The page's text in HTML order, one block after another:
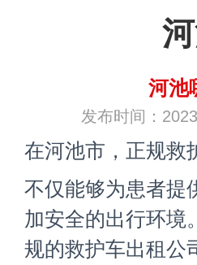
河池
发布时间：
在河池市，正规救
不仅能够为患者提
加安全的出行环境
规的救护车出租公